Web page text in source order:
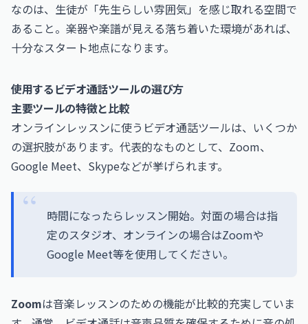
なのは、生徒が「先生らしい雰囲気」を感じ取れる空間で
あること。楽器や楽譜が見える落ち着いた環境があれば、
十分なスタート地点になります。
使用するビデオ通話ツールの選び方
主要ツールの特徴と比較
オンラインレッスンに使うビデオ通話ツールは、いくつか
の選択肢があります。代表的なものとして、Zoom、
Google Meet、Skypeなどが挙げられます。
時間になったらレッスン開始。対面の場合は指
定のスタジオ、オンラインの場合はZoomや
Google Meet等を使用してください。
Zoomは音楽レッスンのための機能が比較的充実していま